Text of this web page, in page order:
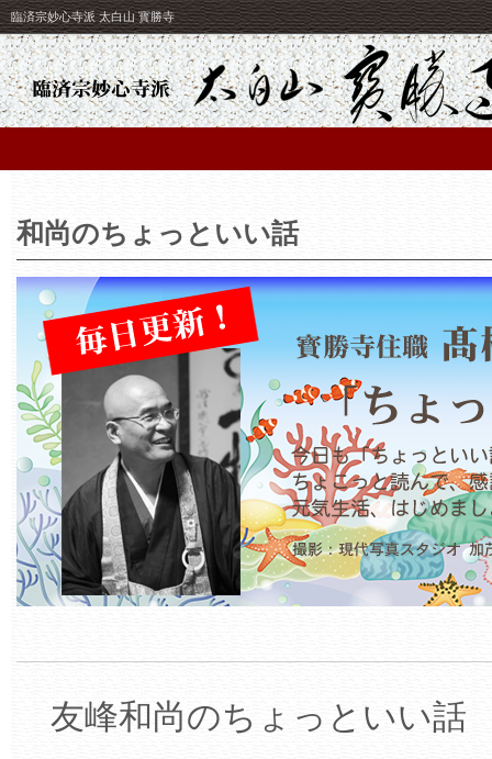
臨済宗妙心寺派 太白山 寳勝寺
和尚のちょっといい話
友峰和尚のちょっといい話